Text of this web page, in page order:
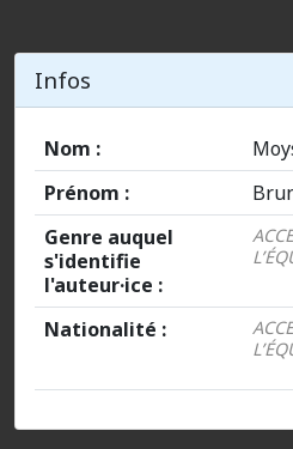
Infos
Nom :
Prénom :
Genre auquel
s'identifie
l'auteur·ice :
Nationalité :